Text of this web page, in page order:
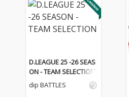
D.LEAGUE 25 -26 SEAS
ON - TEAM SELECTION
dip BATTLES